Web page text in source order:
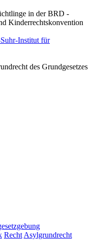
in der BRD -
Kinderrechtskonvention
Institut für
des Grundgesetzes
Recht Asylgrundrecht